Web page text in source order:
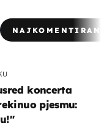
koncerta
pjesmu: